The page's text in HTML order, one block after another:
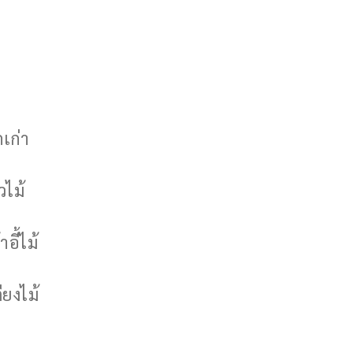
ก่า
ไม้
อี้ไม้
งไม้